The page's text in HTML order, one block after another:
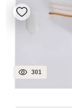
301